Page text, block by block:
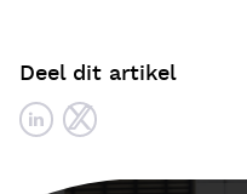
Deel dit artikel